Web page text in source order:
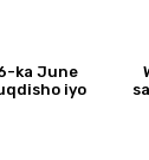
ka June
iyo